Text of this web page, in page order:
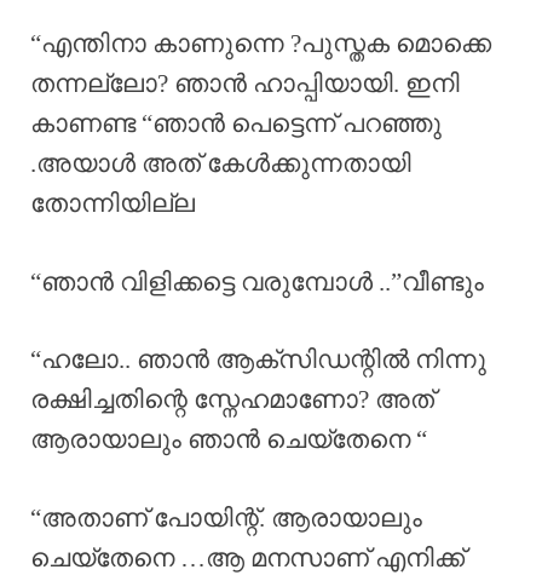
“എന്തിനാ കാണുന്നെ ?പുസ്തക മൊക്കെ
തന്നല്ലോ? ഞാൻ ഹാപ്പിയായി. ഇനി
കാണണ്ട “ഞാൻ പെട്ടെന്ന് പറഞ്ഞു
.അയാൾ അത് കേൾക്കുന്നതായി
തോന്നിയില്ല
“ഞാൻ വിളിക്കട്ടെ വരുമ്പോൾ ..”വീണ്ടും
“ഹലോ.. ഞാൻ ആക്‌സിഡന്റിൽ നിന്നു
രക്ഷിച്ചതിന്റെ സ്നേഹമാണോ? അത്
ആരായാലും ഞാൻ ചെയ്തേനെ “
“അതാണ് പോയിന്റ്. ആരായാലും
ചെയ്തേനെ …ആ മനസാണ് എനിക്ക്